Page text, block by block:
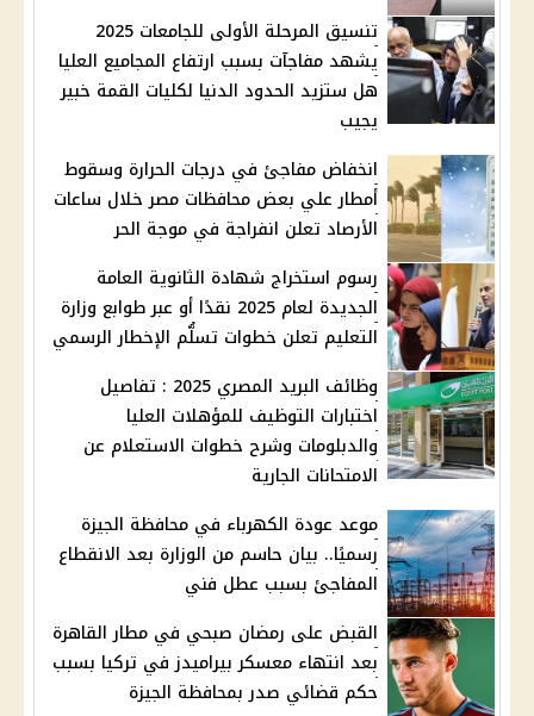
تنسيق المرحلة الأولى للجامعات 2025
يشهد مفاجآت بسبب ارتفاع المجاميع العليا
هل ستزيد الحدود الدنيا لكليات القمة خبير
يجيب
انخفاض مفاجئ في درجات الحرارة وسقوط
أمطار علي بعض محافظات مصر خلال ساعات
الأرصاد تعلن انفراجة في موجة الحر
رسوم استخراج شهادة الثانوية العامة
الجديدة لعام 2025 نقدًا أو عبر طوابع وزارة
التعليم تعلن خطوات تسلُّم الإخطار الرسمي
وظائف البريد المصري 2025 : تفاصيل
اختبارات التوظيف للمؤهلات العليا
والدبلومات وشرح خطوات الاستعلام عن
الامتحانات الجارية
موعد عودة الكهرباء في محافظة الجيزة
رسميًا.. بيان حاسم من الوزارة بعد الانقطاع
المفاجئ بسبب عطل فني
القبض على رمضان صبحي في مطار القاهرة
بعد انتهاء معسكر بيراميدز في تركيا بسبب
حكم قضائي صدر بمحافظة الجيزة